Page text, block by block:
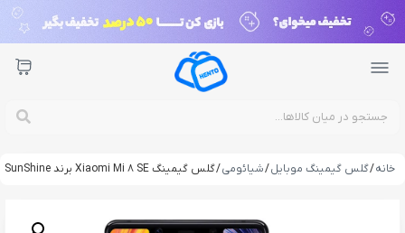
خانه/گلس گیمینگ موبایل/شیائومی/ گلس گیمینگ Xiaomi Mi 8 SE برند SunShine